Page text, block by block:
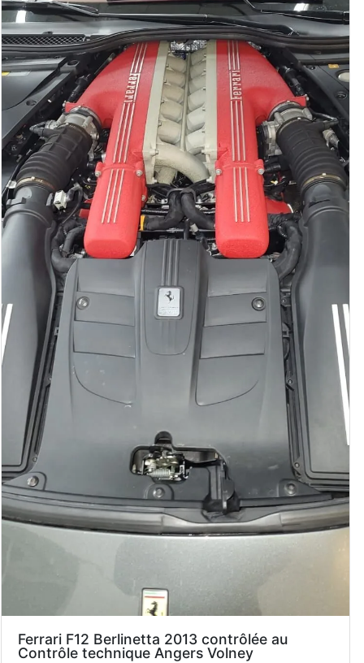
Ferrari F12 Berlinetta 2013 contrôlée au
Contrôle technique Angers Volney